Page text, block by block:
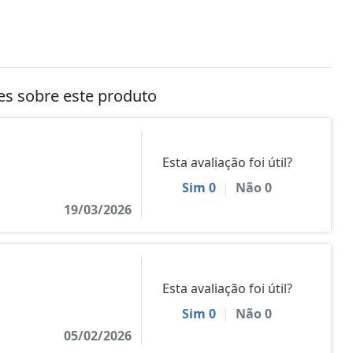
sobre este produto
19/03/2026
Esta avaliação foi útil?
Sim 0 | Não0
05/02/2026
Esta avaliação foi útil?
Sim 0 | Não0